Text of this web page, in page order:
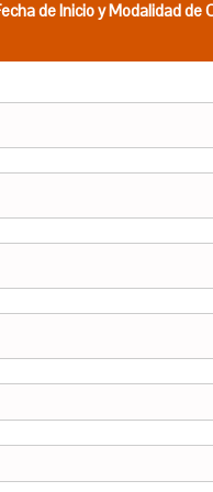
de Inicio y Modalidad de